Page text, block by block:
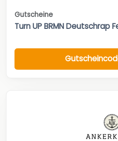
Gutscheine
Turn UP BRMN Deutschrap